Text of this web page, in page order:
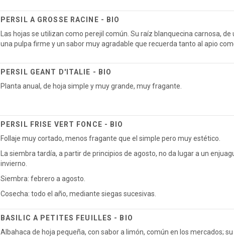
PERSIL A GROSSE RACINE - BIO
Las hojas se utilizan como perejil común. Su raíz blanquecina carnosa, de
una pulpa firme y un sabor muy agradable que recuerda tanto al apio
PERSIL GEANT D'ITALIE - BIO
Planta anual, de hoja simple y muy grande, muy fragante.
PERSIL FRISE VERT FONCE - BIO
Follaje muy cortado, menos fragante que el simple pero muy estético.
La siembra tardía, a partir de principios de agosto, no da lugar a un
invierno.
Siembra: febrero a agosto.
Cosecha: todo el año, mediante siegas sucesivas.
BASILIC A PETITES FEUILLES - BIO
Albahaca de hoja pequeña, con sabor a limón, común en los mercados;